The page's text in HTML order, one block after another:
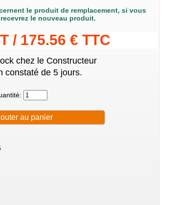
le produit de remplacement, si vous
le nouveau produit.
/ 175.56 € TTC
chez le Constructeur
constaté de 5 jours.